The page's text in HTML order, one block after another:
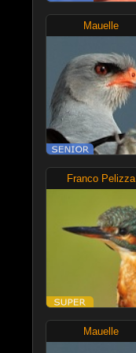
Mauelle
Franco Pelizza
Mauelle